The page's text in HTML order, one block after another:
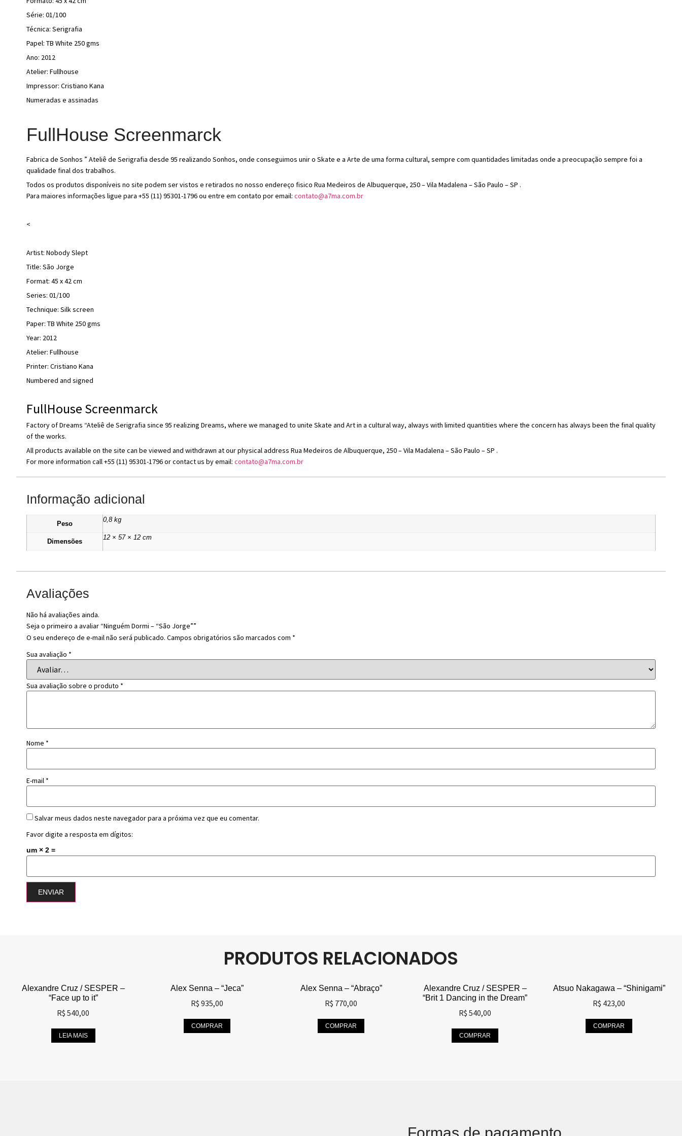
Série: 01/100
Técnica: Serigrafia
Papel: TB White 250 gms
Ano: 2012
Atelier: Fullhouse
Impressor: Cristiano Kana
Numeradas e assinadas
FullHouse Screenmarck
Fabrica de Sonhos ” Ateliê de Serigrafia desde 95 realizando Sonhos, onde conseguimos unir o Skate e a Arte de uma forma cultural, sempre com quantidades limitadas onde a preocupação sempre foi a
qualidade final dos trabalhos.
Todos os produtos disponíveis no site podem ser vistos e retirados no nosso endereço fisico Rua Medeiros de Albuquerque, 250 – Vila Madalena – São Paulo – SP .
Para maiores informações ligue para +55 (11) 95301-1796 ou entre em contato por email: contato@a7ma.com.br
<
Artist: Nobody Slept
Title: São Jorge
Format: 45 x 42 cm
Series: 01/100
Technique: Silk screen
Paper: TB White 250 gms
Year: 2012
Atelier: Fullhouse
Printer: Cristiano Kana
Numbered and signed
FullHouse Screenmarck
Factory of Dreams “Ateliê de Serigrafia since 95 realizing Dreams, where we managed to unite Skate and Art in a cultural way, always with limited quantities where the concern has always been the final quality
of the works.
All products available on the site can be viewed and withdrawn at our physical address Rua Medeiros de Albuquerque, 250 – Vila Madalena – São Paulo – SP .
For more information call +55 (11) 95301-1796 or contact us by email: contato@a7ma.com.br
Informação adicional
Peso
0,8 kg
Dimensões
12 × 57 × 12 cm
Avaliações
Não há avaliações ainda.
Seja o primeiro a avaliar “Ninguém Dormi – “São Jorge””
O seu endereço de e-mail não será publicado. Campos obrigatórios são marcados com *
Sua avaliação *
Sua avaliação sobre o produto *
Nome *
E-mail *
Salvar meus dados neste navegador para a próxima vez que eu comentar.
Favor digite a resposta em dígitos:
um × 2 =
PRODUTOS RELACIONADOS
Alexandre Cruz / SESPER –
“Face up to it”
R$ 540,00
LEIA MAIS
Alex Senna – “Jeca”
R$ 935,00
COMPRAR
Alex Senna – “Abraço”
R$ 770,00
COMPRAR
Alexandre Cruz / SESPER –
“Brit 1 Dancing in the Dream”
R$ 540,00
COMPRAR
Atsuo Nakagawa – “Shinigami”
R$ 423,00
COMPRAR
Formas de pagamento